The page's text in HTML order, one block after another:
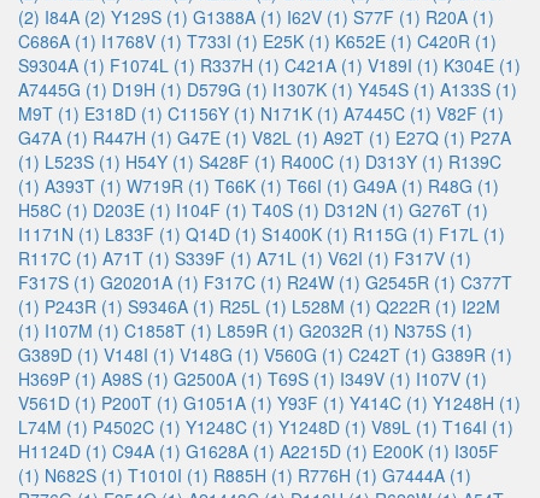
(2) I84A (2) Y129S (1) G1388A (1) I62V (1) S77F (1) R20A (1)
C686A (1) I1768V (1) T733I (1) E25K (1) K652E (1) C420R (1)
S9304A (1) F1074L (1) R337H (1) C421A (1) V189I (1) K304E (1)
A7445G (1) D19H (1) D579G (1) I1307K (1) Y454S (1) A133S (1)
M9T (1) E318D (1) C1156Y (1) N171K (1) A7445C (1) V82F (1)
G47A (1) R447H (1) G47E (1) V82L (1) A92T (1) E27Q (1) P27A
(1) L523S (1) H54Y (1) S428F (1) R400C (1) D313Y (1) R139C
(1) A393T (1) W719R (1) T66K (1) T66I (1) G49A (1) R48G (1)
H58C (1) D203E (1) I104F (1) T40S (1) D312N (1) G276T (1)
I1171N (1) L833F (1) Q14D (1) S1400K (1) R115G (1) F17L (1)
R117C (1) A71T (1) S339F (1) A71L (1) V62I (1) F317V (1)
F317S (1) G20201A (1) F317C (1) R24W (1) G2545R (1) C377T
(1) P243R (1) S9346A (1) R25L (1) L528M (1) Q222R (1) I22M
(1) I107M (1) C1858T (1) L859R (1) G2032R (1) N375S (1)
G389D (1) V148I (1) V148G (1) V560G (1) C242T (1) G389R (1)
H369P (1) A98S (1) G2500A (1) T69S (1) I349V (1) I107V (1)
V561D (1) P200T (1) G1051A (1) Y93F (1) Y414C (1) Y1248H (1)
L74M (1) P4502C (1) Y1248C (1) Y1248D (1) V89L (1) T164I (1)
H1124D (1) C94A (1) G1628A (1) A2215D (1) E200K (1) I305F
(1) N682S (1) T1010I (1) R885H (1) R776H (1) G7444A (1)